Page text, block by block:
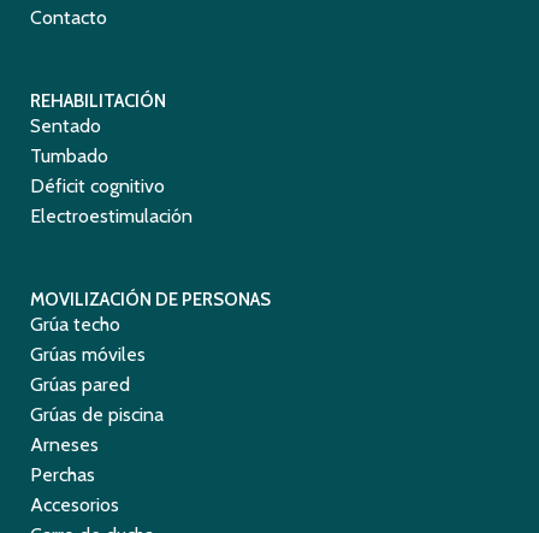
Contacto
REHABILITACIÓN
Sentado
Tumbado
Déficit cognitivo
Electroestimulación
MOVILIZACIÓN DE PERSONAS
Grúa techo
Grúas móviles
Grúas pared
Grúas de piscina
Arneses
Perchas
Accesorios